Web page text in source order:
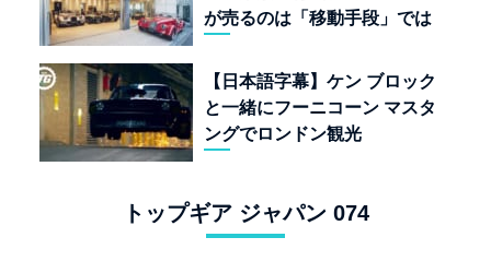
が売るのは「移動手段」では
【日本語字幕】ケン ブロック
と一緒にフーニコーン マスタ
ングでロンドン観光
トップギア ジャパン 074